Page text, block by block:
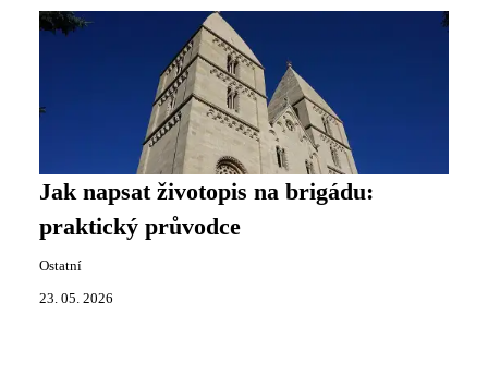
Jak napsat životopis na brigádu:
praktický průvodce
Ostatní
23. 05. 2026